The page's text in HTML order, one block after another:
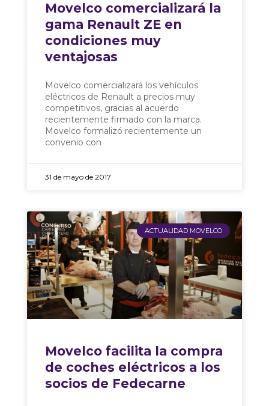
Movelco comercializará la
gama Renault ZE en
condiciones muy
ventajosas
Movelco comercializará los vehículos
eléctricos de Renault a precios muy
competitivos, gracias al acuerdo
recientemente firmado con la marca.
Movelco formalizó recientemente un
convenio con
31 de mayo de 2017
ACTUALIDAD MOVELCO
Movelco facilita la compra
de coches eléctricos a los
socios de Fedecarne